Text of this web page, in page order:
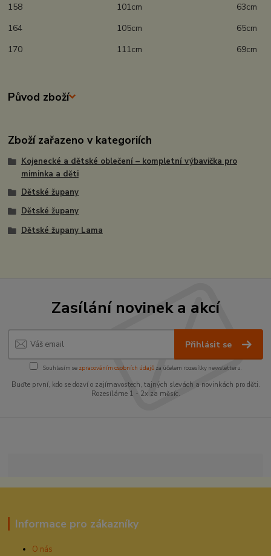
158 101cm 63cm
164 105cm 65cm
170 111cm 69cm
Původ zboží
Zboží zařazeno v kategoriích
Kojenecké a dětské oblečení – kompletní výbavička pro
miminka a děti
Dětské župany
Dětské župany
Dětské župany Lama
Zasílání novinek a akcí
Přihlásit se
Souhlasím se zpracováním osobních údajůza účelem rozesílky newsletteru.
Buďte první, kdo se dozví o zajímavostech, tajných slevách a novinkách pro děti.
Rozesíláme 1 - 2x za měsíc.
Informace pro zákazníky
O nás